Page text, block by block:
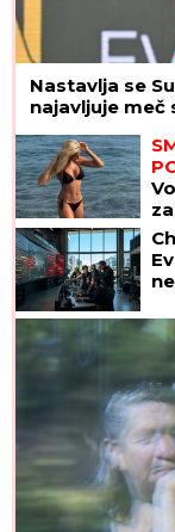
Nastavlja se
najavljuje meč
a